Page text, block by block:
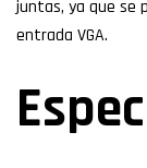
juntas, ya que se
entrada VGA.